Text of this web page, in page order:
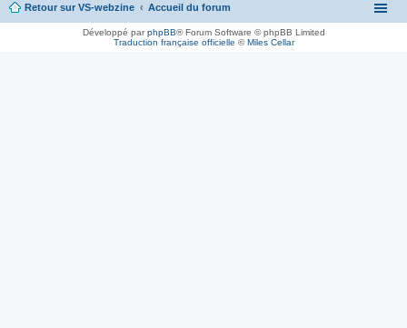
Retour sur VS-webzine Accueil du forum
Développé parphpBB® Forum Software © phpBB Limited
Traduction française officielle ©Miles Cellar